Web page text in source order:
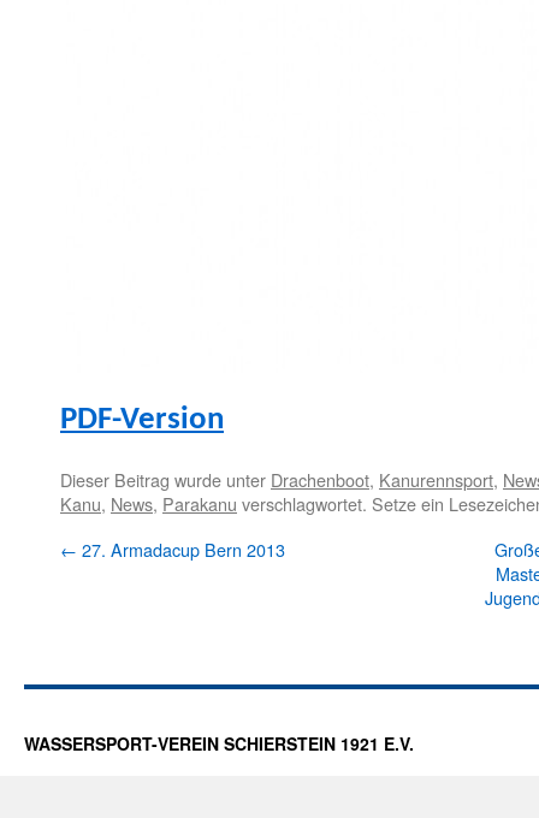
PDF-Ver­sion
Dieser Beitrag wurde unter Drachenboot, Kanurennsport,
Kanu, News, Parakanu verschlagwortet. Setze ein
← 27. Armadacup Bern 2013
WASSERSPORT-VEREIN SCHIERSTEIN 1921 E.V.